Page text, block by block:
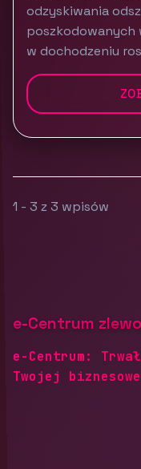
odzyskiwania
poszkodowanych
w dochodzeniu
1 - 3 z 3 wpisów
e-Centrum
e-Centrum:
Twojej